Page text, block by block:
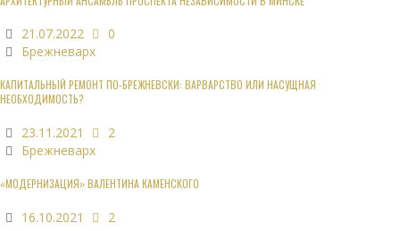
21.07.2022
0
Брежневарх
КАПИТАЛЬНЫЙ РЕМОНТ ПО-БРЕЖНЕВСКИ: ВАРВАРСТВО ИЛИ НАСУЩНАЯ
НЕОБХОДИМОСТЬ?
23.11.2021
2
Брежневарх
«МОДЕРНИЗАЦИЯ» ВАЛЕНТИНА КАМЕНСКОГО
16.10.2021
2